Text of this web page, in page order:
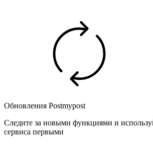
Обновления Postmypost
Следите за новыми функциями и
сервиса первыми